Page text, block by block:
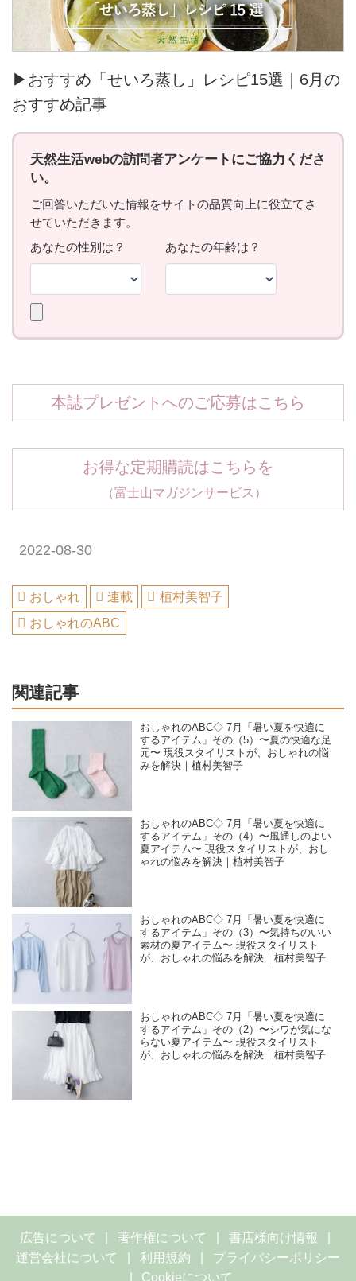
▶おすすめ「せいろ蒸し」レシピ15選｜6月の
おすすめ記事
本誌プレゼントへのご応募はこちら
お得な定期購読はこちらを
（富士山マガジンサービス）
2022-08-30
おしゃれ 連載
植村美智子
おしゃれのABC
関連記事
おしゃれのABC◇ 7月「暑い夏を快適に
するアイテム」その（5）〜夏の快適な足
元〜 現役スタイリストが、おしゃれの悩
みを解決｜植村美智子
おしゃれのABC◇ 7月「暑い夏を快適に
するアイテム」その（4）〜風通しのよい
夏アイテム〜 現役スタイリストが、おし
ゃれの悩みを解決｜植村美智子
おしゃれのABC◇ 7月「暑い夏を快適に
するアイテム」その（3）〜気持ちのいい
素材の夏アイテム〜 現役スタイリスト
が、おしゃれの悩みを解決｜植村美智子
おしゃれのABC◇ 7月「暑い夏を快適に
するアイテム」その（2）〜シワが気にな
らない夏アイテム〜 現役スタイリスト
が、おしゃれの悩みを解決｜植村美智子
広告について 著作権について
書店様向け情報
運営会社について
利用規約
プライバシーポリシー
Cookieについて